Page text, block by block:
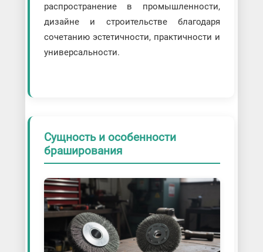
распространение в промышленности,
дизайне и строительстве благодаря
сочетанию эстетичности, практичности и
универсальности.
Сущность и особенности
браширования